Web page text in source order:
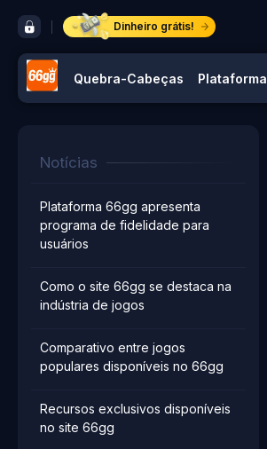
barra de controles 66gg
Dinheiro grátis!
navegação 66gg
Quebra-Cabeças Plataforma
Notícias
Plataforma 66gg apresenta
programa de fidelidade para
usuários
Como o site 66gg se destaca na
indústria de jogos
Comparativo entre jogos
populares disponíveis no 66gg
Recursos exclusivos disponíveis
no site 66gg